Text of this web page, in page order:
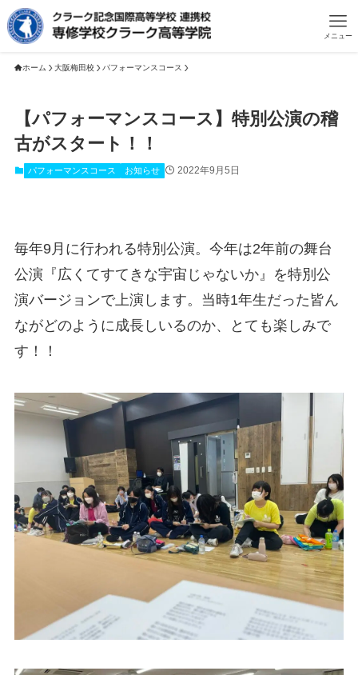
メニュー
ホーム 大阪梅田校 パフォーマンスコース
【パフォーマンスコース】特別公演の稽
古がスタート！！
パフォーマンスコース お知らせ 2022年9月5日
毎年9月に行われる特別公演。今年は2年前の舞台
公演『広くてすてきな宇宙じゃないか』を特別公
演バージョンで上演します。当時1年生だった皆ん
ながどのように成長しいるのか、とても楽しみで
す！！